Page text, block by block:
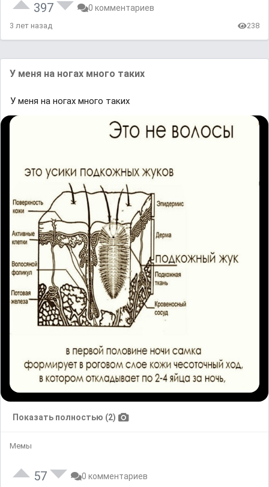
397 0 комментариев
3 лет назад 238
У меня на ногах много таких
У меня на ногах много таких
Показать полностью (2)
Мемы
57 0 комментариев